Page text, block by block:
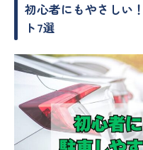
初心者にもやさしい
ト7選